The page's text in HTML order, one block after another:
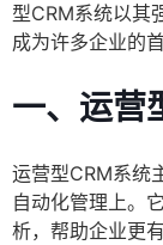
型CRM系统以其
成为许多企业的
一、运营
运营型CRM系统
自动化管理上。
析，帮助企业更